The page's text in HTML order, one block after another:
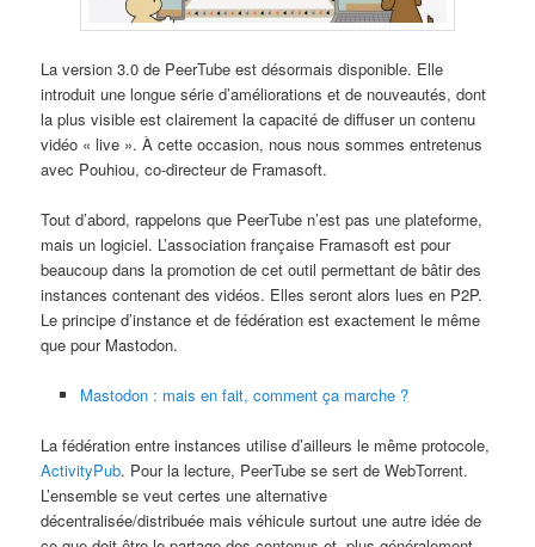
La version 3.0 de PeerTube est désormais disponible. Elle
introduit une longue série d’améliorations et de nouveautés, dont
la plus visible est clairement la capacité de diffuser un contenu
vidéo « live ». À cette occasion, nous nous sommes entretenus
avec Pouhiou, co-directeur de Framasoft.
Tout d’abord, rappelons que PeerTube n’est pas une plateforme,
mais un logiciel. L’association française Framasoft est pour
beaucoup dans la promotion de cet outil permettant de bâtir des
instances contenant des vidéos. Elles seront alors lues en P2P.
Le principe d’instance et de fédération est exactement le même
que pour Mastodon.
Mastodon : mais en fait, comment ça marche ?
La fédération entre instances utilise d’ailleurs le même protocole,
ActivityPub. Pour la lecture, PeerTube se sert de WebTorrent.
L’ensemble se veut certes une alternative
décentralisée/distribuée mais véhicule surtout une autre idée de